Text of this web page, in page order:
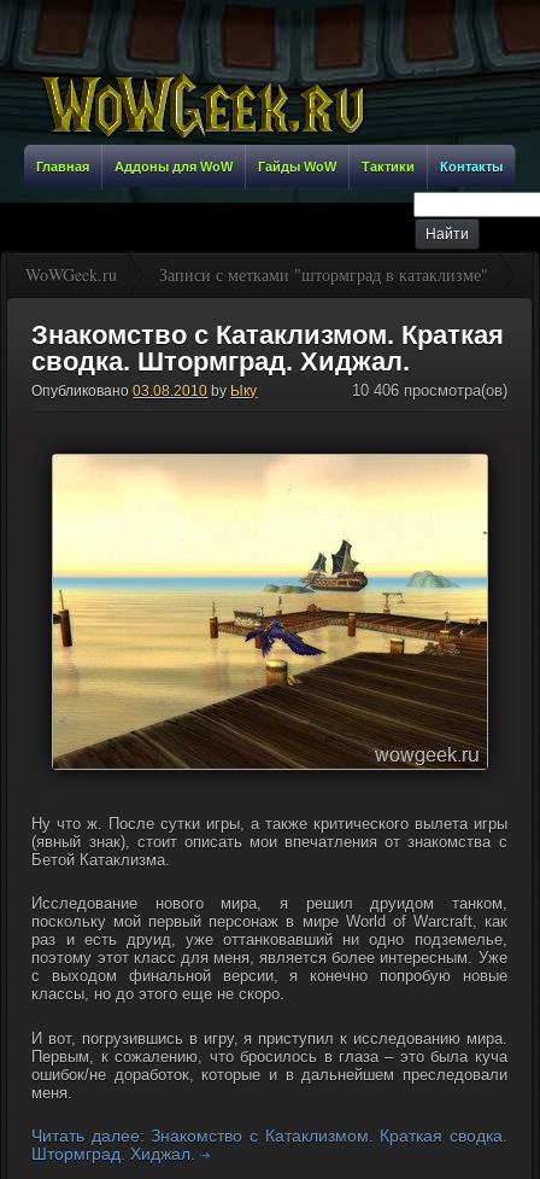
Главная Аддоны для WoW Гайды WoW Тактики Контакты
WoWGeek.ru Записи с метками "штормград в катаклизме"
Знакомство с Катаклизмом. Краткая
сводка. Штормград. Хиджал.
Опубликовано 03.08.2010 by Ыку 10 406 просмотра(ов)
Ну что ж. После сутки игры, а также критического вылета игры
(явный знак), стоит описать мои впечатления от знакомства с
Бетой Катаклизма.
Исследование нового мира, я решил друидом танком,
поскольку мой первый персонаж в мире World of Warcraft, как
раз и есть друид, уже оттанковавший ни одно подземелье,
поэтому этот класс для меня, является более интересным. Уже
с выходом финальной версии, я конечно попробую новые
классы, но до этого еще не скоро.
И вот, погрузившись в игру, я приступил к исследованию мира.
Первым, к сожалению, что бросилось в глаза – это была куча
ошибок/не доработок, которые и в дальнейшем преследовали
меня.
Читать далее: Знакомство с Катаклизмом. Краткая сводка.
Штормград. Хиджал.